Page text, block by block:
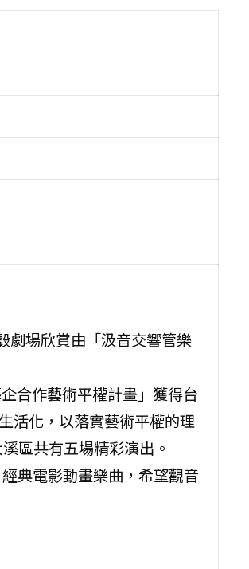
劇場欣賞由「汲音交響管樂
合作藝術平權計畫」獲得台
活化，以落實藝術平權的理
區共有五場精彩演出。
典電影動畫樂曲，希望觀音